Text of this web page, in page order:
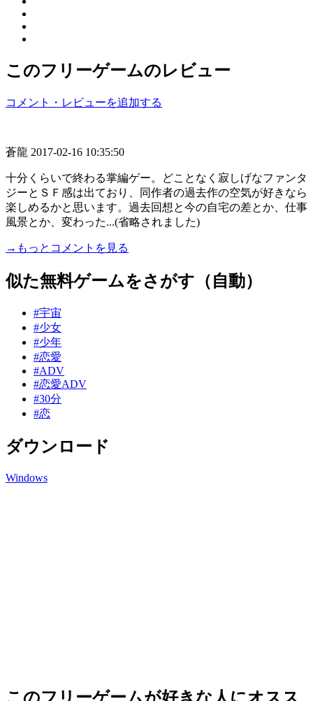
このフリーゲームのレビュー
コメント・レビューを追加する
蒼龍 2017-02-16 10:35:50
十分くらいで終わる掌編ゲー。どことなく寂しげなファンタ
ジーとＳＦ感は出ており、同作者の過去作の空気が好きなら
楽しめるかと思います。過去回想と今の自宅の差とか、仕事
風景とか、変わった...(省略されました)
→もっとコメントを見る
似た無料ゲームをさがす（自動）
#宇宙
#少女
#少年
#恋愛
#ADV
#恋愛ADV
#30分
#恋
ダウンロード
Windows